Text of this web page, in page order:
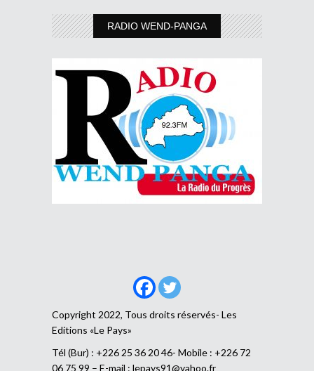
RADIO WEND-PANGA
Copyright 2022, Tous droits réservés- Les
Editions «Le Pays»
Tél (Bur) : +226 25 36 20 46- Mobile : +226 72
06 75 99 – E-mail : lepays91@yahoo.fr